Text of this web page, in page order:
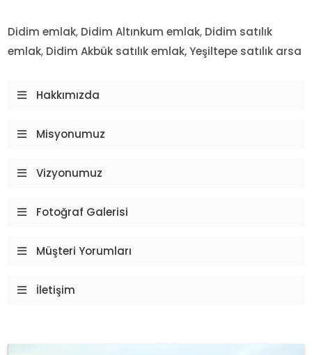
Didim emlak, Didim Altınkum emlak, Didim satılık
emlak, Didim Akbük satılık emlak, Yeşiltepe satılık arsa
Hakkımızda
Misyonumuz
Vizyonumuz
Fotoğraf Galerisi
Müşteri Yorumları
İletişim